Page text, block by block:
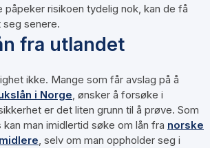
påpeker risikoen tydelig nok, kan de få
seg senere.
fra utlandet
ikke. Mange som får avslag på å
i Norge, ønsker å forsøke i
er det liten grunn til å prøve. Som
man imidlertid søke om lån fra norske
, selv om man oppholder seg i